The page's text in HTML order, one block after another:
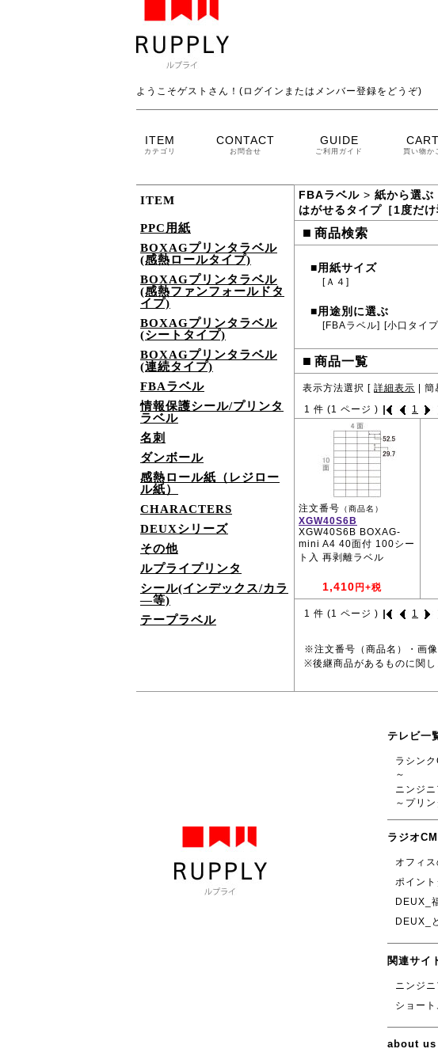
ようこそゲストさん！(ログインまたはメンバー登録をどうぞ)
ITEM
カテゴリ
CONTACT
お問合せ
GUIDE
ご利用ガイド
CART
買い物か
ITEM
PPC用紙
BOXAGプリンタラベル
(感熱ロールタイプ)
BOXAGプリンタラベル
(感熱ファンフォールドタ
イプ)
BOXAGプリンタラベル
(シートタイプ)
BOXAGプリンタラベル
(連続タイプ)
FBAラベル
情報保護シール/プリンタ
ラベル
名刺
ダンボール
感熱ロール紙（レジロー
ル紙）
CHARACTERS
DEUXシリーズ
その他
ルプライプリンタ
シール(インデックス/カラ
―等)
テープラベル
FBAラベル > 紙から選ぶ
はがせるタイプ［1度だけ
■ 商品検索
■用紙サイズ
[Ａ４]
■用途別に選ぶ
[FBAラベル] [小口タイ
■ 商品一覧
表示方法選択 [ 詳細表示 簡
1 件 (1 ページ ) 1
注文番号 （商品名）
XGW40S6B
XGW40S6B BOXAG-
mini A4 40面付 100シー
ト入 再剥離ラベル
1,410 円+税
1 件 (1 ページ ) 1
※注文番号（商品名）・画
※後継商品があるものに関し
テレビ一
ラシン
～
ニンジ
～プリ
ラジオ
オフィ
ポイン
DEUX_
DEUX_
関連サイ
ニンジニ
ショー
about us